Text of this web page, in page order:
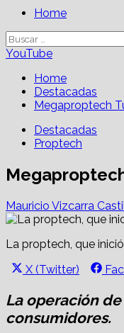
PrimaryHome
Buscar:
YouTube
Home
Destacadas
Megaproptech
Destacadas
Proptech
Mauricio Vizcarra
La proptech, que
Share
X (Twitter)
La operación
consumidores.